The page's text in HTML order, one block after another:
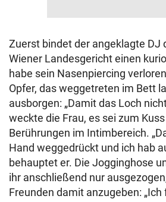
Zuerst bindet der angeklagte DJ
Wiener Landesgericht einen
habe sein Nasenpiercing
Opfer, das weggetreten im Bett
ausborgen: „Damit das Loch
weckte die Frau, es sei zum
Berührungen im Intimbereich.
Hand weggedrückt und ich hab
behauptet er. Die Jogginghose
ihr anschließend nur
Freunden damit anzugeben: „Ich